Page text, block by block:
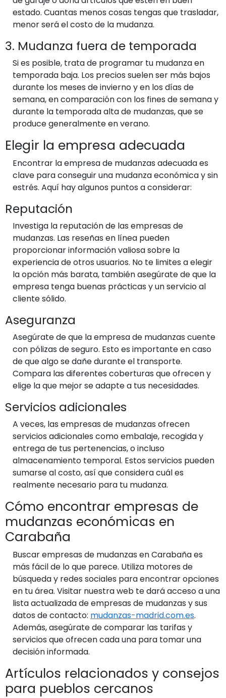
estado. Cuantas menos cosas tengas que trasladar,
menor será el costo de la mudanza.
3. Mudanza fuera de temporada
Si es posible, trata de programar tu mudanza en
temporada baja. Los precios suelen ser más bajos
durante los meses de invierno y en los días de
semana, en comparación con los fines de semana y
durante la temporada alta de mudanzas, que se
produce generalmente en verano.
Elegir la empresa adecuada
Encontrar la empresa de mudanzas adecuada es
clave para conseguir una mudanza económica y sin
estrés. Aquí hay algunos puntos a considerar:
Reputación
Investiga la reputación de las empresas de
mudanzas. Las reseñas en línea pueden
proporcionar información valiosa sobre la
experiencia de otros usuarios. No te limites a elegir
la opción más barata, también asegúrate de que la
empresa tenga buenas prácticas y un servicio al
cliente sólido.
Aseguranza
Asegúrate de que la empresa de mudanzas cuente
con pólizas de seguro. Esto es importante en caso
de que algo se dañe durante el transporte.
Compara las diferentes coberturas que ofrecen y
elige la que mejor se adapte a tus necesidades.
Servicios adicionales
A veces, las empresas de mudanzas ofrecen
servicios adicionales como embalaje, recogida y
entrega de tus pertenencias, o incluso
almacenamiento temporal. Estos servicios pueden
sumarse al costo, así que considera cuál es
realmente necesario para tu mudanza.
Cómo encontrar empresas de
mudanzas económicas en
Carabaña
Buscar empresas de mudanzas en Carabaña es
más fácil de lo que parece. Utiliza motores de
búsqueda y redes sociales para encontrar opciones
en tu área. Visitar nuestra web te dará acceso a una
lista actualizada de empresas de mudanzas y sus
datos de contacto: mudanzas-madrid.com.es.
Además, asegúrate de comparar las tarifas y
servicios que ofrecen cada una para tomar una
decisión informada.
Artículos relacionados y consejos
para pueblos cercanos